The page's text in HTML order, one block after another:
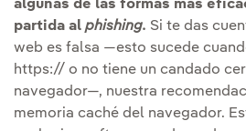
algunas de las formas más
partida al phishing. Si te das
web es falsa —esto sucede
https:// o no tiene un candado
navegador—, nuestra
memoria caché del navegador.